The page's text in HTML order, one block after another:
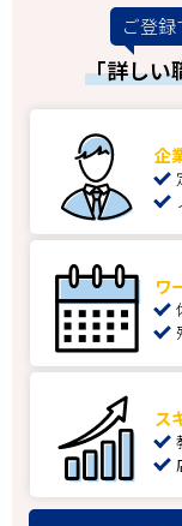
ご登録
「詳しい
企
ワ
ス